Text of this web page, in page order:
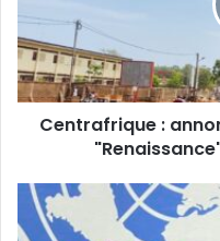
sortie
de
l’album
"Renaissance"
Centrafrique :
Centrafrique